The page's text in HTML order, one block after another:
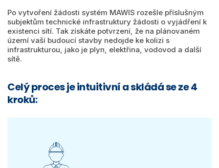
Po vytvoření žádosti systém MAWIS rozešle příslušným
subjektům technické infrastruktury žádosti o vyjádření k
existenci sítí. Tak získáte potvrzení, že na plánovaném
území vaší budoucí stavby nedojde ke kolizi s
infrastrukturou, jako je plyn, elektřina, vodovod a další
sítě.
Celý proces je intuitivní a skládá se ze 4
kroků: